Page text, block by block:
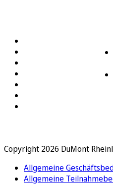
Copyright 2026 DuMont
Allgemeine
Allgemeine